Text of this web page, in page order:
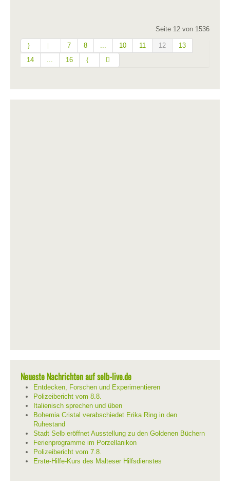
Seite 12 von 1536
7 8 10 11 12
13
14
16
Neueste Nachrichten auf selb-live.de
Entdecken, Forschen und Experimentieren
Polizeibericht vom 8.8.
Italienisch sprechen und üben
Bohemia Cristal verabschiedet Erika Ring in den
Ruhestand
Stadt Selb eröffnet Ausstellung zu den Goldenen Büchern
Ferienprogramme im Porzellanikon
Polizeibericht vom 7.8.
Erste-Hilfe-Kurs des Malteser Hilfsdienstes